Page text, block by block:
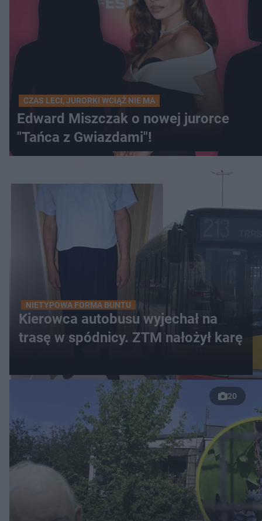
CZAS LECI, JURORKI WCIĄŻ NIE MA
Edward Miszczak o nowej jurorce
"Tańca z Gwiazdami"!
NIETYPOWA FORMA BUNTU
Kierowca autobusu wyjechał na
trasę w spódnicy. ZTM nałożył karę
20